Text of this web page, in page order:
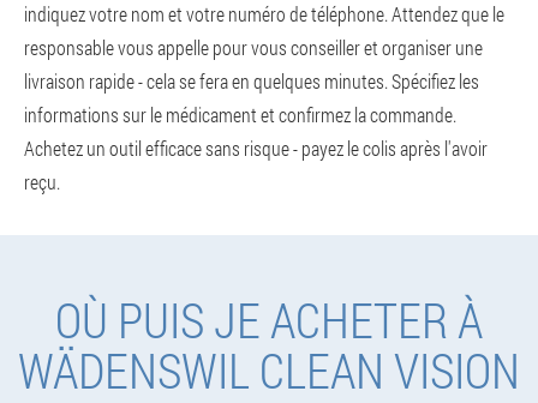
indiquez votre nom et votre numéro de téléphone. Attendez que le
responsable vous appelle pour vous conseiller et organiser une
livraison rapide - cela se fera en quelques minutes. Spécifiez les
informations sur le médicament et confirmez la commande.
Achetez un outil efficace sans risque - payez le colis après l'avoir
reçu.
OÙ PUIS JE ACHETER À
WÄDENSWIL CLEAN VISION